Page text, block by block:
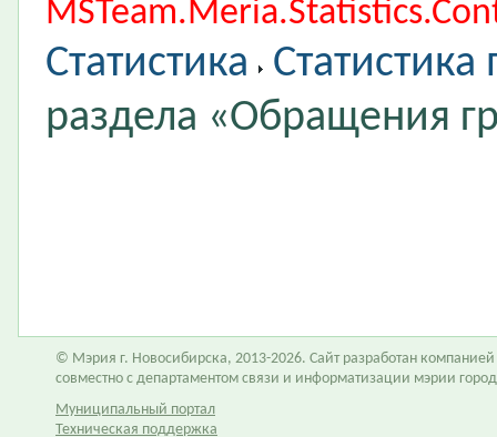
Статистика
раздела «Обращения
© Мэрия г. Новосибирска, 2013-2026. Сайт разработан компанией
совместно с департаментом связи и информатизации мэрии
Муниципальный портал
Техническая поддержка